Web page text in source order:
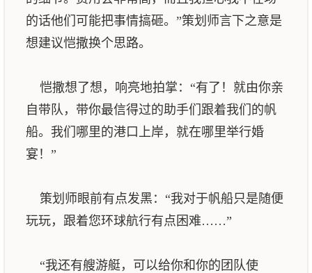
的话他们可能把事情搞砸。”策划师言下之意是
想建议恺撒换个思路。
恺撒想了想，响亮地拍掌：“有了！就由你亲
自带队，带你最信得过的助手们跟着我们的帆
船。我们哪里的港口上岸，就在哪里举行婚
宴！”
策划师眼前有点发黑：“我对于帆船只是随便
玩玩，跟着您环球航行有点困难……”
“我还有艘游艇，可以给你和你的团队使